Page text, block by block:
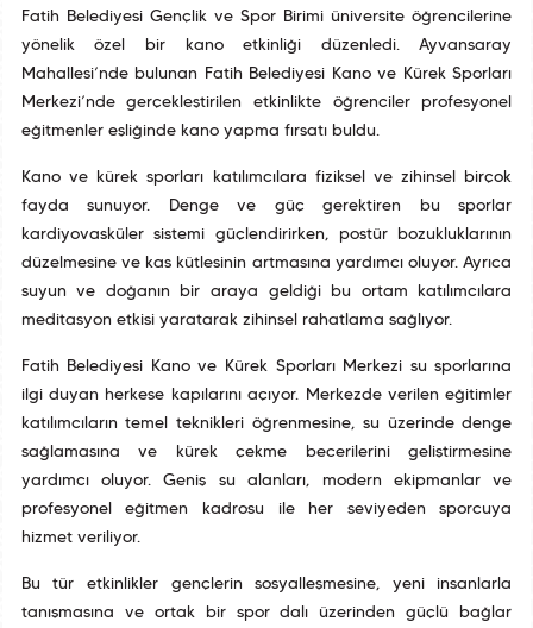
Fatih Belediyesi Gençlik ve Spor Birimi üniversite öğrencilerine
yönelik özel bir kano etkinliği düzenledi. Ayvansaray
Mahallesi’nde bulunan Fatih Belediyesi Kano ve Kürek Sporları
Merkezi’nde gerçekleştirilen etkinlikte öğrenciler profesyonel
eğitmenler eşliğinde kano yapma fırsatı buldu.
Kano ve kürek sporları katılımcılara fiziksel ve zihinsel birçok
fayda sunuyor. Denge ve güç gerektiren bu sporlar
kardiyovasküler sistemi güçlendirirken, postür bozukluklarının
düzelmesine ve kas kütlesinin artmasına yardımcı oluyor. Ayrıca
suyun ve doğanın bir araya geldiği bu ortam katılımcılara
meditasyon etkisi yaratarak zihinsel rahatlama sağlıyor.
Fatih Belediyesi Kano ve Kürek Sporları Merkezi su sporlarına
ilgi duyan herkese kapılarını açıyor. Merkezde verilen eğitimler
katılımcıların temel teknikleri öğrenmesine, su üzerinde denge
sağlamasına ve kürek çekme becerilerini geliştirmesine
yardımcı oluyor. Geniş su alanları, modern ekipmanlar ve
profesyonel eğitmen kadrosu ile her seviyeden sporcuya
hizmet veriliyor.
Bu tür etkinlikler gençlerin sosyalleşmesine, yeni insanlarla
tanışmasına ve ortak bir spor dalı üzerinden güçlü bağlar